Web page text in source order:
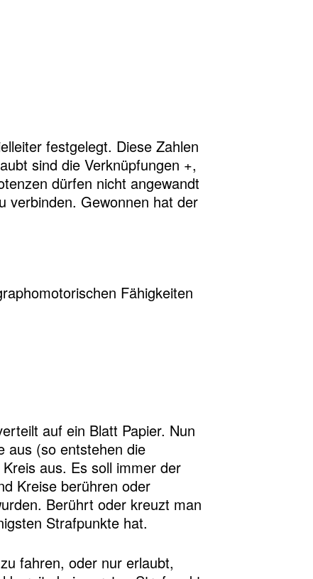
festgelegt. Diese Zahlen
sind die Verknüpfungen +,
dürfen nicht angewandt
verbinden. Gewonnen hat der
Fähigkeiten
auf ein Blatt Papier. Nun
aus (so entstehen die
aus. Es soll immer der
Kreise berühren oder
Berührt oder kreuzt man
Strafpunkte hat.
fahren, oder nur erlaubt,